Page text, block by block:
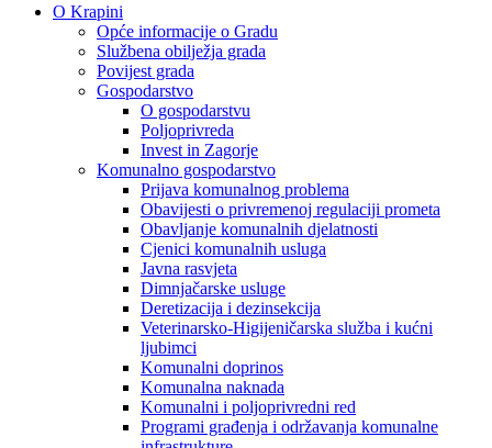
O Krapini
Opće informacije o Gradu
Službena obilježja grada
Povijest grada
Gospodarstvo
O gospodarstvu
Poljoprivreda
Invest in Zagorje
Komunalno gospodarstvo
Prijava komunalnog problema
Obavijesti o privremenoj regulaciji prometa
Obavljanje komunalnih djelatnosti
Cjenici komunalnih usluga
Javna rasvjeta
Dimnjačarske usluge
Deretizacija i dezinsekcija
Veterinarsko-Higijeničarska služba i kućni
ljubimci
Komunalni doprinos
Komunalna naknada
Komunalni i poljoprivredni red
Programi građenja i održavanja komunalne